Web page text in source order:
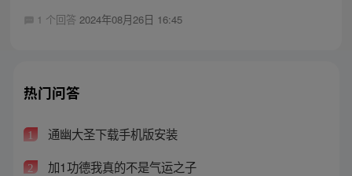
1 个回答 2024年08月26日 16:45
热门问答
1 通幽大圣下载手机版安装
2 加1功德我真的不是气运之子